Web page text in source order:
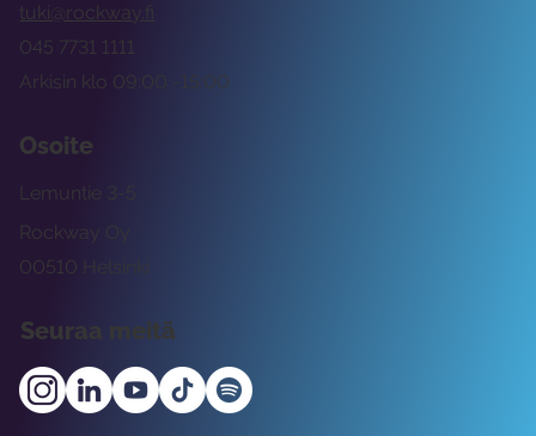
tuki@rockway.fi
Arkisin klo 09:00 -15:00
045 7731 1111
Osoite
Rockway Oy
Lemuntie 3-5
00510 Helsinki
Seuraa meitä